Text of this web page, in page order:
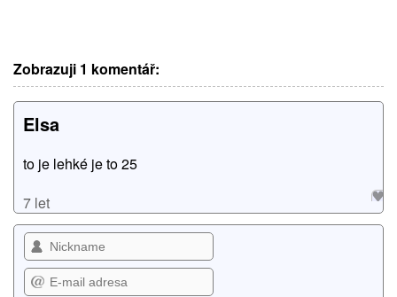
Zobrazuji 1 komentář:
Elsa
to je lehké je to 25
7 let